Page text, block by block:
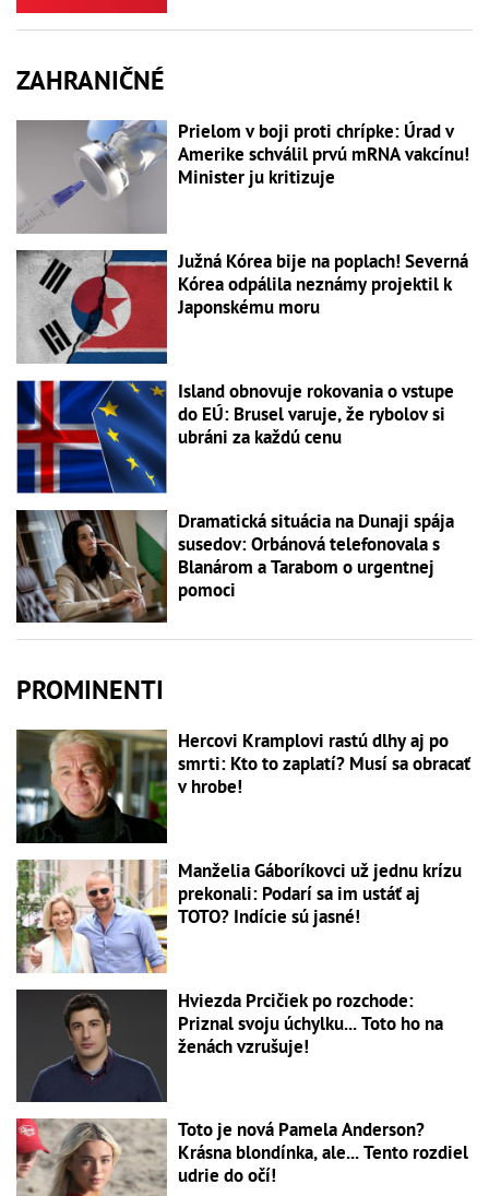
ZAHRANIČNÉ
Prielom v boji proti chrípke: Úrad v
Amerike schválil prvú mRNA vakcínu!
Minister ju kritizuje
Južná Kórea bije na poplach! Severná
Kórea odpálila neznámy projektil k
Japonskému moru
Island obnovuje rokovania o vstupe
do EÚ: Brusel varuje, že rybolov si
ubráni za každú cenu
Dramatická situácia na Dunaji spája
susedov: Orbánová telefonovala s
Blanárom a Tarabom o urgentnej
pomoci
PROMINENTI
Hercovi Kramplovi rastú dlhy aj po
smrti: Kto to zaplatí? Musí sa obracať
v hrobe!
Manželia Gáboríkovci už jednu krízu
prekonali: Podarí sa im ustáť aj
TOTO? Indície sú jasné!
Hviezda Prcičiek po rozchode:
Priznal svoju úchylku... Toto ho na
ženách vzrušuje!
Toto je nová Pamela Anderson?
Krásna blondínka, ale... Tento rozdiel
udrie do očí!